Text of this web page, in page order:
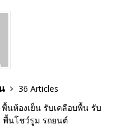
36 Articles
นห้องเย็น รับเคลือบพื้น รับ
พื้นโชว์รูม รถยนต์